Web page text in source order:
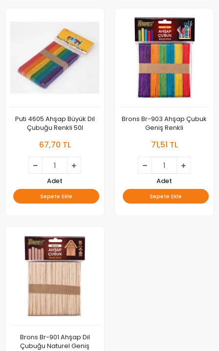
Puti 4605 Ahşap Büyük Dil
Çubuğu Renkli 50l
67,70 TL
Adet
Sepete Ekle
Brons Br-903 Ahşap Çubuk
Geniş Renkli
71,51 TL
Adet
Sepete Ekle
Brons Br-901 Ahşap Dil
Çubuğu Naturel Geniş